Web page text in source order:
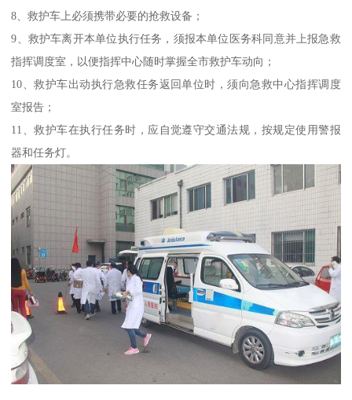
8、救护车上必须携带必要的抢救设备；
9、救护车离开本单位执行任务，须报本单位医务科同意并上报急救
指挥调度室，以便指挥中心随时掌握全市救护车动向；
10、救护车出动执行急救任务返回单位时，须向急救中心指挥调度
室报告；
11、救护车在执行任务时，应自觉遵守交通法规，按规定使用警报
器和任务灯。